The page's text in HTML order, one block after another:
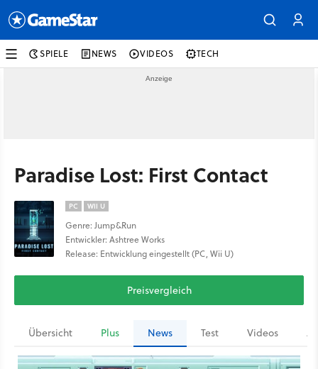
SPIELE NEWS VIDEOS TECH
Paradise Lost: First Contact
PC WII U
Genre: Jump&Run
Entwickler: Ashtree Works
Release: Entwicklung eingestellt (PC, Wii U)
Preisvergleich
Übersicht Plus News Test Videos